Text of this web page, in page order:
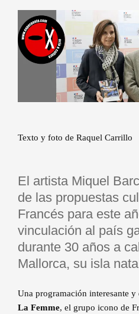
Texto y foto de Raquel Carrillo
El artista Miquel
de las propuestas
Francés para este
vinculación al país
durante 30 años a
Mallorca, su isla
Una programación interesante y
La Femme, el grupo icono de